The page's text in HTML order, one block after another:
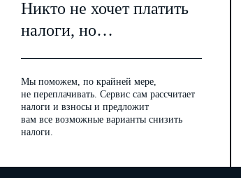
Никто не хочет платить
налоги, но…
Мы поможем, по крайней мере,
не переплачивать. Сервис сам рассчитает
налоги и взносы и предложит
вам все возможные варианты снизить
налоги.